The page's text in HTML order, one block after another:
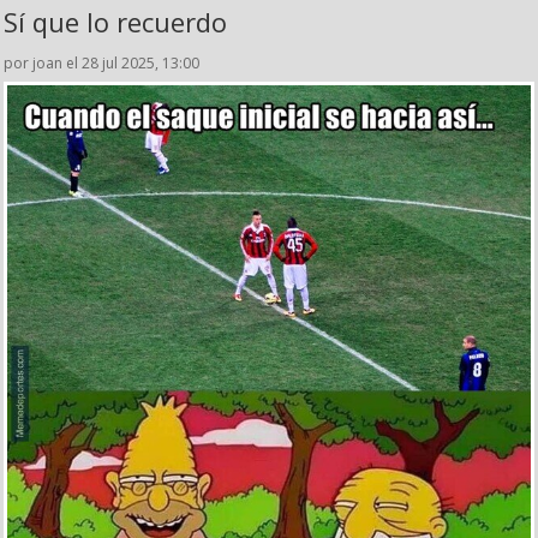
Sí que lo recuerdo
por joan el 28 jul 2025, 13:00